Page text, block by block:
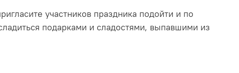
участников праздника подойти и по
подарками и сладостями, выпавшими из